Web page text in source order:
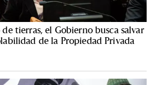
tierras, el Gobierno busca salvar
de la Propiedad Privada